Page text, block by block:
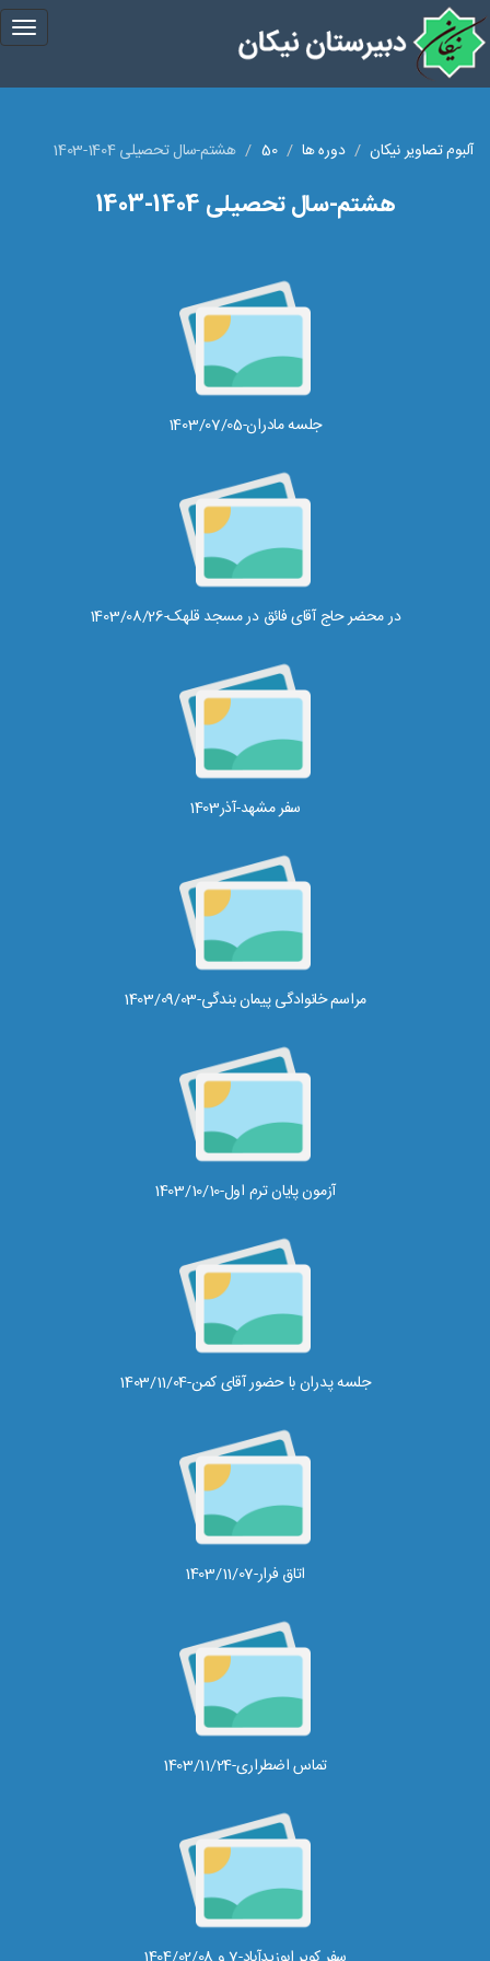
آلبوم تصاویر نیکان دوره ها 50 هشتم-سال تحصیلی 1404-1403
هشتم-سال تحصیلی 1404-1403
جلسه مادران-1403/07/05
در محضر حاج آقای فائق در مسجد قلهک-1403/08/26
سفر مشهد-آذر1403
مراسم خانوادگی پیمان بندگی-1403/09/03
آزمون پایان ترم اول-1403/10/10
جلسه پدران با حضور آقای کمن-1403/11/04
اتاق فرار-1403/11/07
تماس اضطراری-1403/11/24